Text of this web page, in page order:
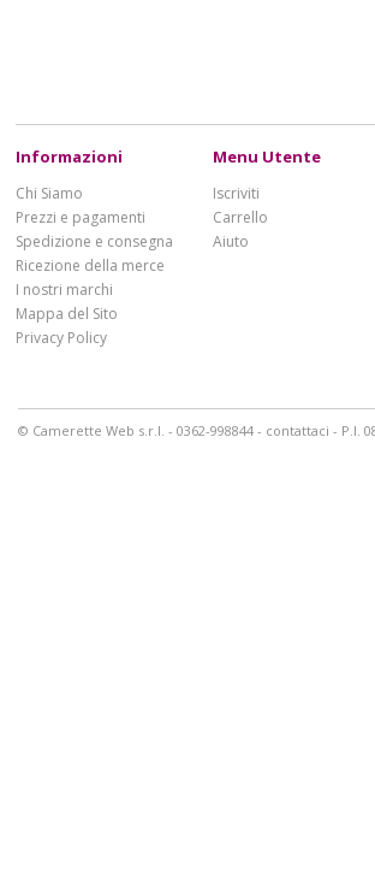
Informazioni
Chi Siamo
Prezzi e pagamenti
Spedizione e consegna
Ricezione della merce
I nostri marchi
Mappa del Sito
Privacy Policy
Menu Utente
Iscriviti
Carrello
Aiuto
© Camerette Web s.r.l. - 0362-998844 - contattaci - P.I.